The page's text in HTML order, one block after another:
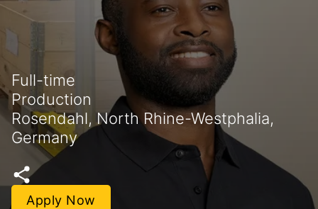
Full-time
Production
Rosendahl, North Rhine-Westphalia,
Germany
Apply Now